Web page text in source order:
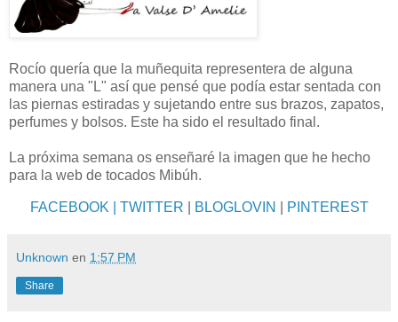
Rocío quería que la muñequita representera de alguna
manera una "L" así que pensé que podía estar sentada con
las piernas estiradas y sujetando entre sus brazos, zapatos,
perfumes y bolsos. Este ha sido el resultado final.
La próxima semana os enseñaré la imagen que he hecho
para la web de tocados Mibúh.
FACEBOOK | TWITTER BLOGLOVIN PINTEREST
Unknown en 1:57 PM
Share